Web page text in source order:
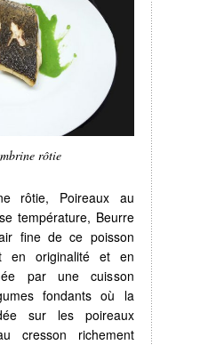
rôtie
rôtie, Poireaux au
température, Beurre
fine de ce poisson
en originalité et en
par une cuisson
fondants où la
sur les poireaux
cresson richement